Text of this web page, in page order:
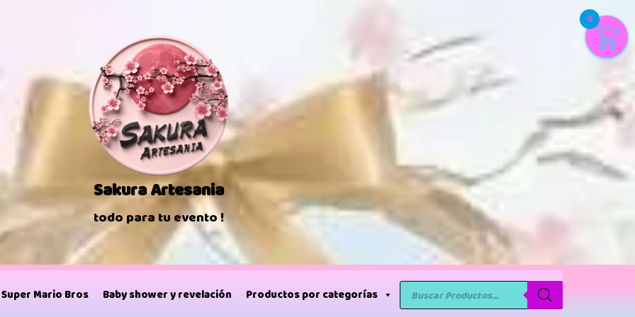
Sakura Artesania
todo para tu evento !
Super Mario Bros Baby shower y revelación Productos por categorías
0